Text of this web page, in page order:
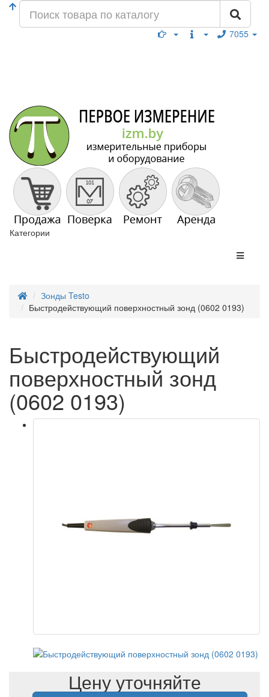
7055
Категории
Зонды Testo
Быстродействующий поверхностный зонд (0602 0193)
Быстродействующий
поверхностный зонд
(0602 0193)
Цену уточняйте